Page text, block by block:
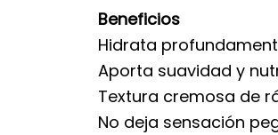
Beneficios
Hidrata
Aporta suavidad y
Textura cremosa de
No deja sensación